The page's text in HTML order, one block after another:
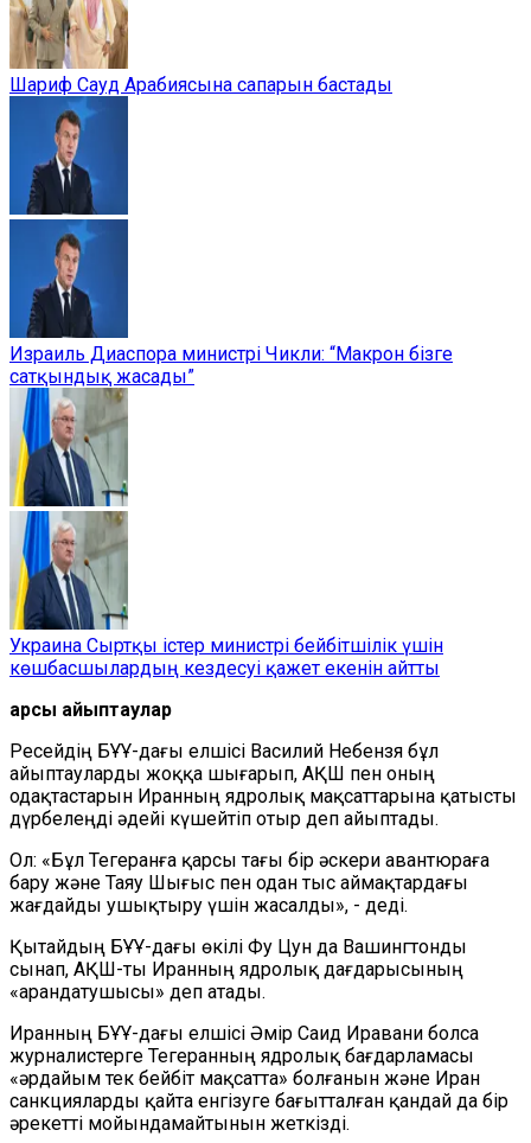
Шариф Сауд Арабиясына сапарын бастады
Израиль Диаспора министрі Чикли: “Макрон бізге
сатқындық жасады”
Украина Сыртқы істер министрі бейбітшілік үшін
көшбасшылардың кездесуі қажет екенін айтты
Қарсы айыптаулар
Ресейдің БҰҰ-дағы елшісі Василий Небензя бұл
айыптауларды жоққа шығарып, АҚШ пен оның
одақтастарын Иранның ядролық мақсаттарына қатысты
дүрбелеңді әдейі күшейтіп отыр деп айыптады.
Ол: «Бұл Тегеранға қарсы тағы бір әскери авантюраға
бару және Таяу Шығыс пен одан тыс аймақтардағы
жағдайды ушықтыру үшін жасалды», - деді.
Қытайдың БҰҰ-дағы өкілі Фу Цун да Вашингтонды
сынап, АҚШ-ты Иранның ядролық дағдарысының
«арандатушысы» деп атады.
Иранның БҰҰ-дағы елшісі Әмір Саид Иравани болса
журналистерге Тегеранның ядролық бағдарламасы
«әрдайым тек бейбіт мақсатта» болғанын және Иран
санкцияларды қайта енгізуге бағытталған қандай да бір
әрекетті мойындамайтынын жеткізді.